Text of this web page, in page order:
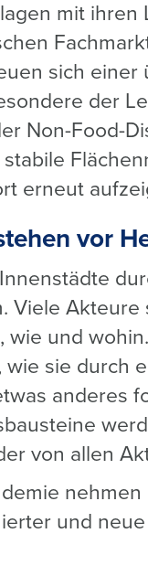
mit
sich einer
der
Non-Food-
erneut
vor
Viele
und
sie durch
anderes
von allen
und